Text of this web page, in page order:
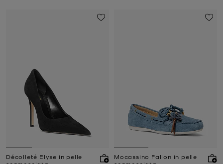
Décolleté Elyse in pelle
Mocassino Fallon in pelle